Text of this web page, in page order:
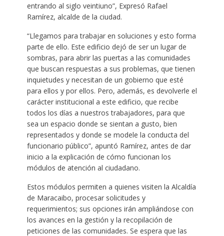
entrando al siglo veintiuno”, Expresó Rafael
Ramírez, alcalde de la ciudad.
“Llegamos para trabajar en soluciones y esto forma
parte de ello. Este edificio dejó de ser un lugar de
sombras, para abrir las puertas a las comunidades
que buscan respuestas a sus problemas, que tienen
inquietudes y necesitan de un gobierno que esté
para ellos y por ellos. Pero, además, es devolverle el
carácter institucional a este edificio, que recibe
todos los días a nuestros trabajadores, para que
sea un espacio donde se sientan a gusto, bien
representados y donde se modele la conducta del
funcionario público”, apuntó Ramírez, antes de dar
inicio a la explicación de cómo funcionan los
módulos de atención al ciudadano.
Estos módulos permiten a quienes visiten la Alcaldía
de Maracaibo, procesar solicitudes y
requerimientos; sus opciones irán ampliándose con
los avances en la gestión y la recopilación de
peticiones de las comunidades. Se espera que las